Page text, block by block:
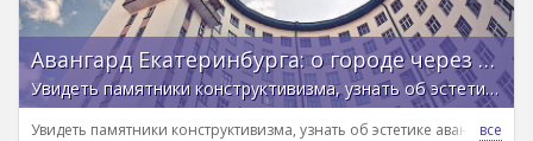
Авангард Екатеринбурга: о городе через архитектуру
Увидеть памятники конструктивизма, узнать об эстетике авангарда и услышать историю уральской столицы
Увидеть памятники конструктивизма, узнать об эстетике авангарда